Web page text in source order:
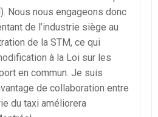
Nous nous engageons donc
de l’industrie siège au
de la STM, ce qui
à la Loi sur les
en commun. Je suis
de collaboration entre
du taxi améliorera